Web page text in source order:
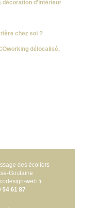
d’intérieur
chez soi ?
délocalisé,
des écoliers
Goulaine
web.fr
54 61 87